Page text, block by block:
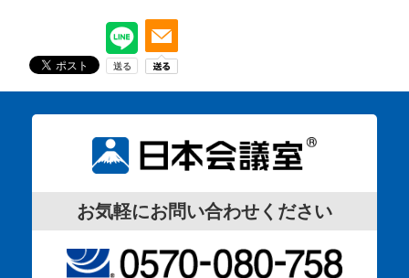
お気軽にお問い合わせください